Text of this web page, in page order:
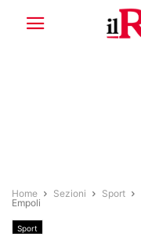
Home Sezioni Sport
Empoli
Sport